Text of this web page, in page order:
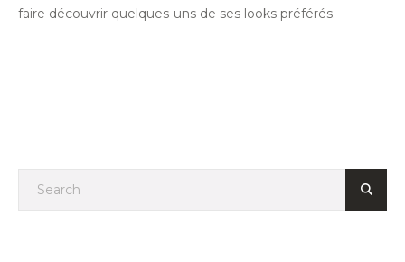
faire découvrir quelques-uns de ses looks préférés.